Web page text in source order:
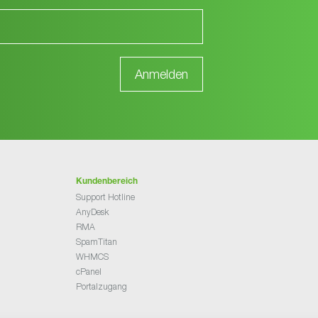
Kundenbereich
Support Hotline
AnyDesk
RMA
SpamTitan
WHMCS
cPanel
Portalzugang